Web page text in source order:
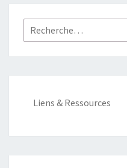
Rechercher :
Liens & Ressources